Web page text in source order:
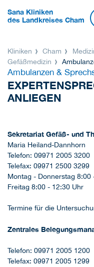
Sana Kliniken
des Landkreises Cham
Kliniken Cham
Gefäßmedizin
Ambulanzen &
ANLIEGEN
Sekretariat Gefäß- und
Maria Heiland-Dannhorn
Telefon: 09971 2005 3200
Telefax: 09971 2500 3299
Montag - Donnerstag 8:00
Freitag 8:00 - 12:30 Uhr
Termine für die
Zentrales
Telefon: 09971 2005 1200
Telefax: 09971 2005 1299